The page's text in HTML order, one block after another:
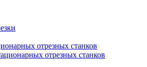
отрезных станков
отрезных станков